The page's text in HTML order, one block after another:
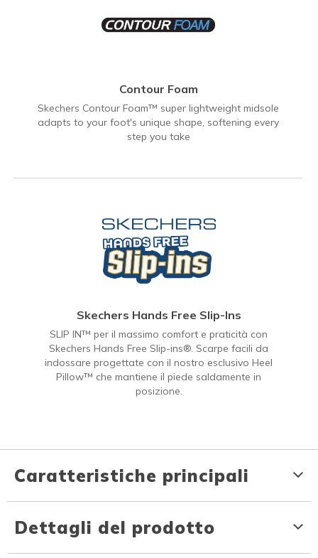
Contour Foam
Skechers Contour Foam™ super lightweight midsole
adapts to your foot's unique shape, softening every
step you take
Skechers Hands Free Slip-Ins
SLIP IN™ per il massimo comfort e praticità con
Skechers Hands Free Slip-ins®. Scarpe facili da
indossare progettate con il nostro esclusivo Heel
Pillow™ che mantiene il piede saldamente in
posizione.
Caratteristiche principali
Dettagli del prodotto